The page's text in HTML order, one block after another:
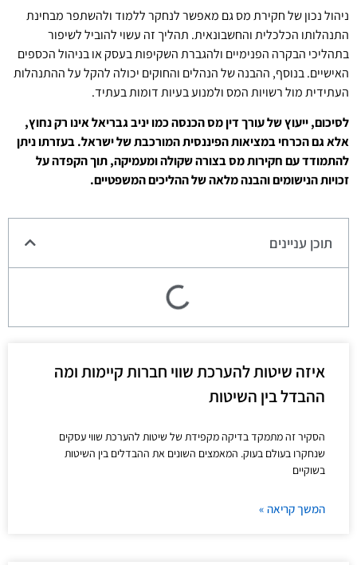
ניהול נכון של חקירת מס גם מאפשר לנחקר ללמוד ולהשתפר מבחינת
התנהלותו הכלכלית והחשבונאית. תהליך זה עשוי להוביל לשיפור
בתהליכי הבקרה הפנימיים ולהגברת השקיפות בעסק או בניהול הכספים
האישיים. בנוסף, ההבנה של הנהלים והחוקים יכולה להקל על ההתנהלות
העתידית מול רשויות המס ולמנוע בעיות דומות בעתיד.
לסיכום, ייעוץ של עורך דין מס הכנסה כמו יניב גבריאל אינו רק נחוץ,
אלא גם הכרחי במציאות הפיננסית המורכבת של ישראל. בעזרתו ניתן
להתמודד עם חקירות מס בצורה שקולה ומעמיקה, תוך הקפדה על
זכויות הנישומים והבנה מלאה של ההליכים המשפטיים.
תוכן עניינים
איזה שיטות להערכת שווי חברות קיימות ומה
ההבדל בין השיטות
הסקיר זה מתמקד בדיקה מקפידת של שיטות להערכת שווי עסקים
שנחקרו בעולם בעוק. המאמצים השונים את ההבדלים בין השיטות
בשוקיים
המשך קריאה »